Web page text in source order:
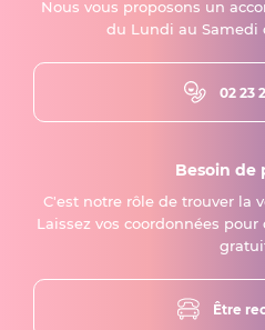
Nous vous proposons un
du Lundi au Samedi
02 23
Besoin de
C'est notre rôle de trouver la
Laissez vos coordonnées
Être